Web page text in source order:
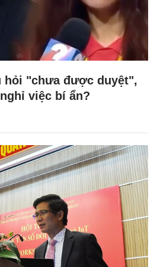
hỏi "chưa được duyệt",
việc bí ẩn?